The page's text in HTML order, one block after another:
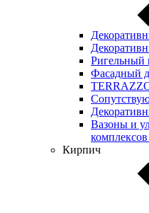
Ригельный
Фасадный
Вазоны и
Кирпич